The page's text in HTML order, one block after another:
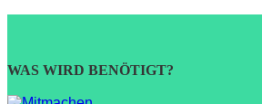
WAS WIRD BENÖTIGT?